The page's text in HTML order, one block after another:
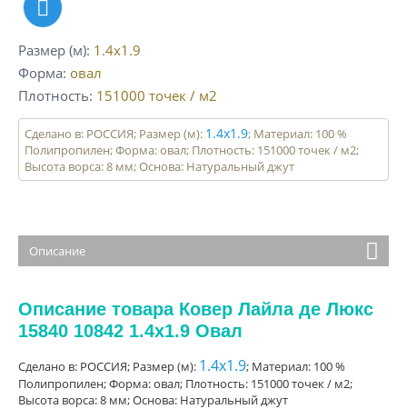
Размер (м) 1.4x1.9
Форма овал
Плотность 151000 точек / м2
Сделано в: РОССИЯ; Размер (м): 1.4x1.9; Материал: 100 %
Полипропилен; Форма: овал; Плотность: 151000 точек / м2;
Высота ворса: 8 мм; Основа: Натуральный джут
Описание
Описание товара Ковер Лайла де Люкс
15840 10842 1.4x1.9 Овал
Сделано в: РОССИЯ; Размер (м): 1.4x1.9; Материал: 100 %
Полипропилен; Форма: овал; Плотность: 151000 точек / м2;
Высота ворса: 8 мм; Основа: Натуральный джут